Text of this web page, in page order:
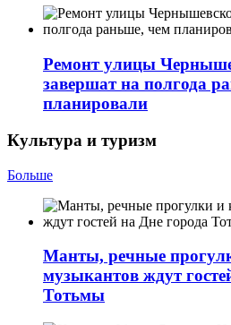
Ремонт улицы
завершат на полгода
планировали
Культура и туризм
Больше
Манты, речные
музыкантов ждут
Тотьмы